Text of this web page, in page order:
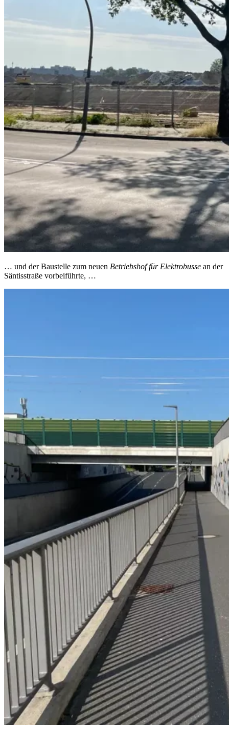
… und der Baustelle zum neuen Betriebshof für Elektrobusse an der
Säntisstraße vorbeiführte, …